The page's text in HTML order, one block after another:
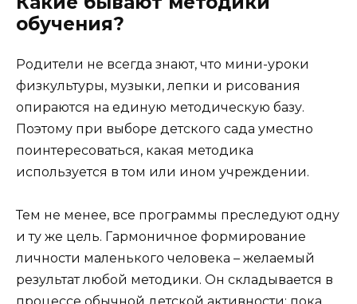
обучения?
Родители не всегда знают, что мини-уроки
физкультуры, музыки, лепки и рисования
опираются на единую методическую базу.
Поэтому при выборе детского сада уместно
поинтересоваться, какая методика
используется в том или ином учреждении.
Тем не менее, все программы преследуют одну
и ту же цель. Гармоничное формирование
личности маленького человека – желаемый
результат любой методики. Он складывается в